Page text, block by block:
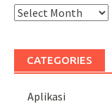
Archives
CATEGORIES
Aplikasi